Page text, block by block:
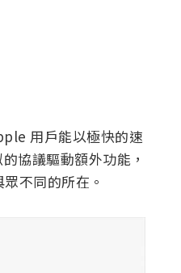
用戶能以極快的速
協議驅動額外功能，
不同的所在。